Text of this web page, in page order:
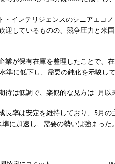
・インテリジェンスのシニアエコ
迎しているものの、競争圧力と米
業が保有在庫を整理したことで、
準に低下し、需要の鈍化を示唆して
待は低調で、楽観的な見方は1月以
長率は安定を維持しており、5月
に加速し、需要の勢いは強まった。